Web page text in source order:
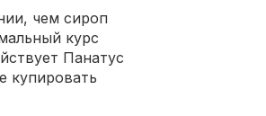
чем сироп
курс
Панатус
купировать